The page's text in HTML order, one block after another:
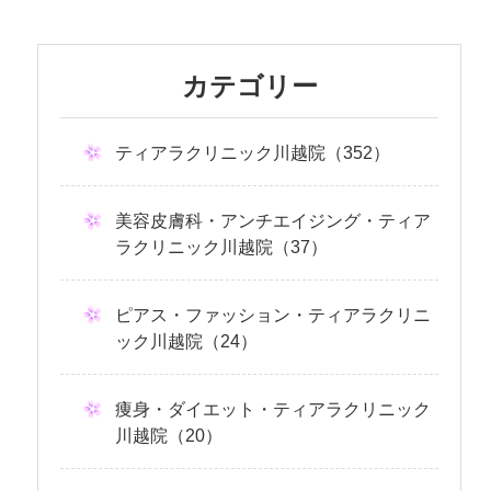
カテゴリー
ティアラクリニック川越院（352）
美容皮膚科・アンチエイジング・ティア
ラクリニック川越院（37）
ピアス・ファッション・ティアラクリニ
ック川越院（24）
痩身・ダイエット・ティアラクリニック
川越院（20）